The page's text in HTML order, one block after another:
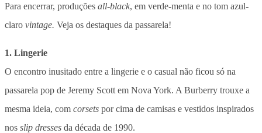
Para encerrar, produções all-black, em verde-menta e no tom azul-
claro vintage. Veja os destaques da passarela!
1. Lingerie
O encontro inusitado entre a lingerie e o casual não ficou só na
passarela pop de Jeremy Scott em Nova York. A Burberry trouxe a
mesma ideia, com corsets por cima de camisas e vestidos inspirados
nos slip dresses da década de 1990.